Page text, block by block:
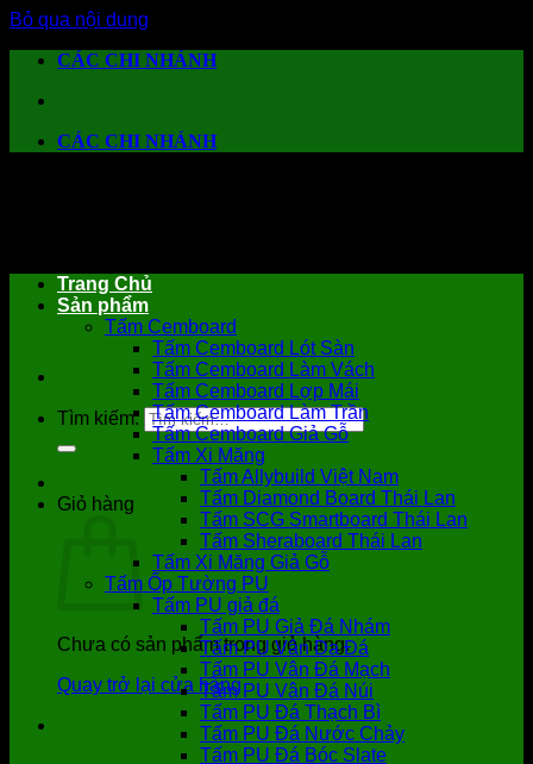
Bỏ qua nội dung
CÁC CHI NHÁNH
CÁC CHI NHÁNH
Tìm kiếm:
Giỏ hàng
Chưa có sản phẩm trong giỏ hàng.
Quay trở lại cửa hàng
Trang Chủ
Sản phẩm
Tấm Cemboard
Tấm Cemboard Lót Sàn
Tấm Cemboard Làm Vách
Tấm Cemboard Lợp Mái
Tấm Cemboard Làm Trần
Tấm Cemboard Giả Gỗ
Tấm Xi Măng
Tấm Allybuild Việt Nam
Tấm Diamond Board Thái Lan
Tấm SCG Smartboard Thái Lan
Tấm Sheraboard Thái Lan
Tấm Xi Măng Giả Gỗ
Tấm Ốp Tường PU
Tấm PU giả đá
Tấm PU Giả Đá Nhám
Tấm PU Vân Da Đá
Tấm PU Vân Đá Mạch
Tấm PU Vân Đá Núi
Tấm PU Đá Thạch Bì
Tấm PU Đá Nước Chảy
Tấm PU Đá Bóc Slate